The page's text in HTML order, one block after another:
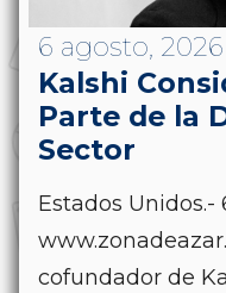
6 agosto, 2026
Kalshi
Parte de la
Sector
Estados Unidos.-
cofundador de